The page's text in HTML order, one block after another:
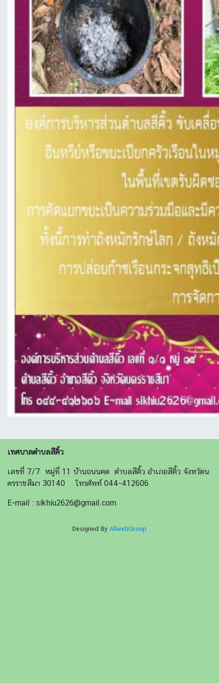
เทศบาลตำบลสีคิ้ว
เลขที่ 7/7 หมู่ที่ 11 บ้านถนนคด ตำบลสีคิ้ว อำเภอสีคิ้ว จังหวัดน
ครราชสีมา 30140 โทรศัพท์ 044-412606
E-mail : sikhiu2626@gmail.com
Designed By AllwebGroup